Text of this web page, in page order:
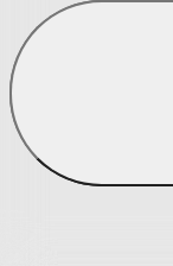
Prostěradla